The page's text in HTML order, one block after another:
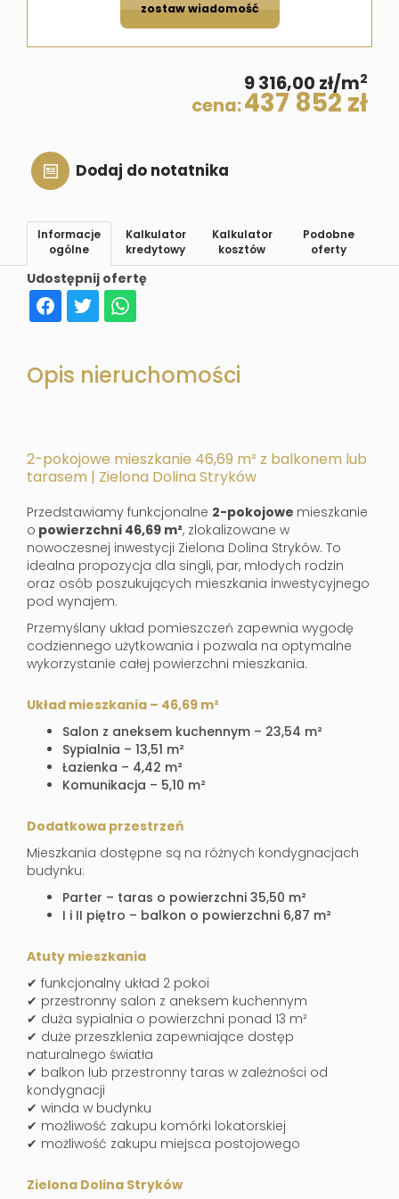
zostaw wiadomość
9 316,00 zł/m2
cena:437 852 zł
Dodaj do notatnika
Udostępnij ofertę
Informacje
ogólne
Kalkulator
kredytowy
Kalkulator
kosztów
Podobne
oferty
Opis nieruchomości
2-pokojowe mieszkanie 46,69 m² z balkonem lub
tarasem | Zielona Dolina Stryków
Przedstawiamy funkcjonalne 2-pokojowe mieszkanie
o powierzchni 46,69 m², zlokalizowane w
nowoczesnej inwestycji Zielona Dolina Stryków. To
idealna propozycja dla singli, par, młodych rodzin
oraz osób poszukujących mieszkania inwestycyjnego
pod wynajem.
Przemyślany układ pomieszczeń zapewnia wygodę
codziennego użytkowania i pozwala na optymalne
wykorzystanie całej powierzchni mieszkania.
Układ mieszkania – 46,69 m²
Salon z aneksem kuchennym – 23,54 m²
Sypialnia – 13,51 m²
Łazienka – 4,42 m²
Komunikacja – 5,10 m²
Dodatkowa przestrzeń
Mieszkania dostępne są na różnych kondygnacjach
budynku:
Parter – taras o powierzchni 35,50 m²
I i II piętro – balkon o powierzchni 6,87 m²
Atuty mieszkania
✔ funkcjonalny układ 2 pokoi
✔ przestronny salon z aneksem kuchennym
✔ duża sypialnia o powierzchni ponad 13 m²
✔ duże przeszklenia zapewniające dostęp
naturalnego światła
✔ balkon lub przestronny taras w zależności od
kondygnacji
✔ winda w budynku
✔ możliwość zakupu komórki lokatorskiej
✔ możliwość zakupu miejsca postojowego
Zielona Dolina Stryków